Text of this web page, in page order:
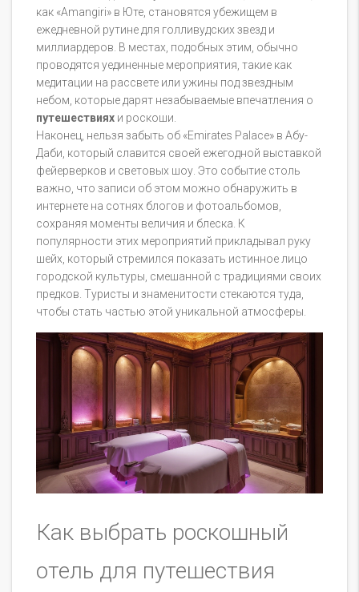
как «Amangiri» в Юте, становятся убежищем в
ежедневной рутине для голливудских звезд и
миллиардеров. В местах, подобных этим, обычно
проводятся уединенные мероприятия, такие как
медитации на рассвете или ужины под звездным
небом, которые дарят незабываемые впечатления о
путешествиях и роскоши.
Наконец, нельзя забыть об «Emirates Palace» в Абу-
Даби, который славится своей ежегодной выставкой
фейерверков и световых шоу. Это событие столь
важно, что записи об этом можно обнаружить в
интернете на сотнях блогов и фотоальбомов,
сохраняя моменты величия и блеска. К
популярности этих мероприятий прикладывал руку
шейх, который стремился показать истинное лицо
городской культуры, смешанной с традициями своих
предков. Туристы и знаменитости стекаются туда,
чтобы стать частью этой уникальной атмосферы.
Как выбрать роскошный
отель для путешествия